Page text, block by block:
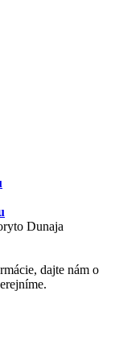
Dunaja
dajte nám o